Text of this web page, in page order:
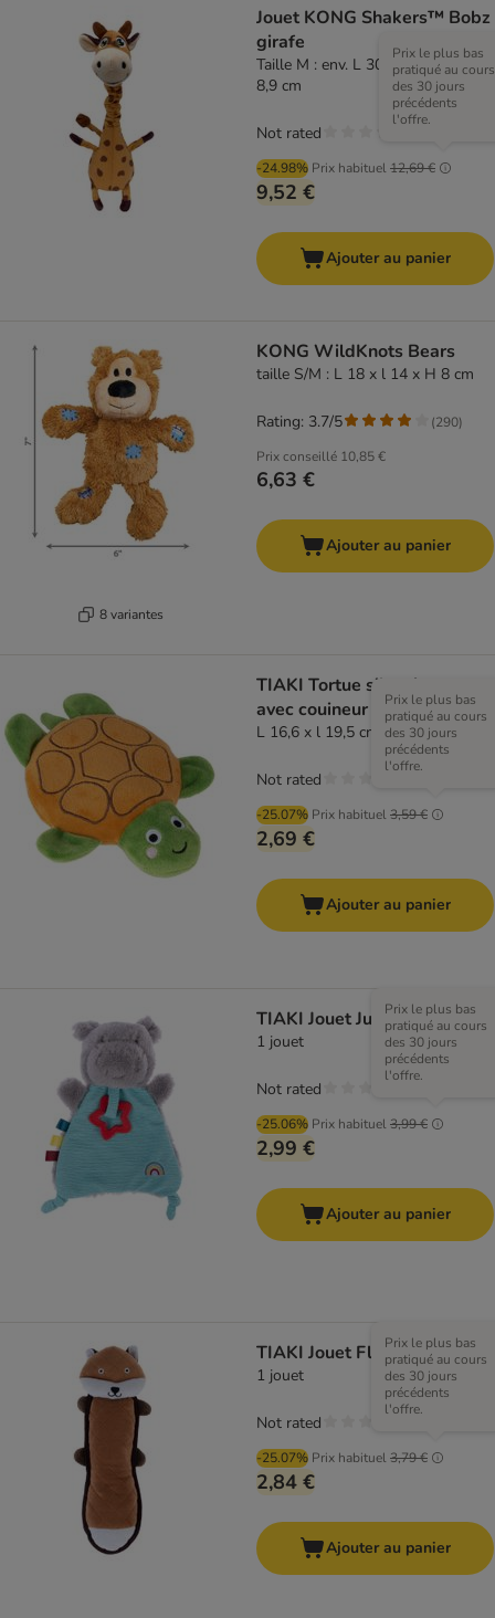
Jouet KONG Shakers™ Bobz
girafe
Taille M : env. L 30,5 x l 15,9 x h
8,9 cm
-24.98% Prix habituel12,69 €
Prix le plus bas
pratiqué au cours
des 30 jours
précédents
l'offre.
9,52 €
Not rated
Ajouter au panier
8 variantes
KONG WildKnots Bears
taille S/M : L 18 x l 14 x H 8 cm
Prix conseillé 10,85 €
6,63 €
Rating: 3.7/5 (290)
Ajouter au panier
TIAKI Tortue silencieuse
avec couineur
L 16,6 x l 19,5 cm
-25.07% Prix habituel3,59 €
Prix le plus bas
pratiqué au cours
des 30 jours
précédents
l'offre.
2,69 €
Not rated
Ajouter au panier
TIAKI Jouet Junior Hippo
1 jouet
-25.06% Prix habituel3,99 €
Prix le plus bas
pratiqué au cours
des 30 jours
précédents
l'offre.
2,99 €
Not rated
Ajouter au panier
TIAKI Jouet Flat Fox
1 jouet
-25.07% Prix habituel3,79 €
Prix le plus bas
pratiqué au cours
des 30 jours
précédents
l'offre.
2,84 €
Not rated
Ajouter au panier